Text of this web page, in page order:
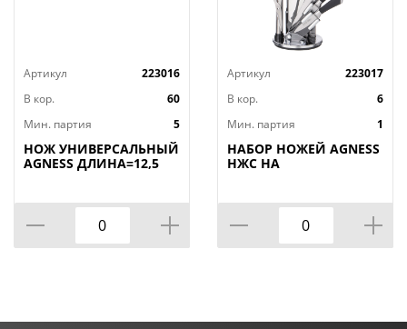
Артикул
223016
В кор.
60
Мин. партия
5
НОЖ УНИВЕРСАЛЬНЫЙ
AGNESS ДЛИНА=12,5
Артикул
223017
В кор.
6
Мин. партия
1
НАБОР НОЖЕЙ AGNESS
НЖС НА
ПОДСТАВКЕ 8 ПР.,
КОР=6НАБОР.